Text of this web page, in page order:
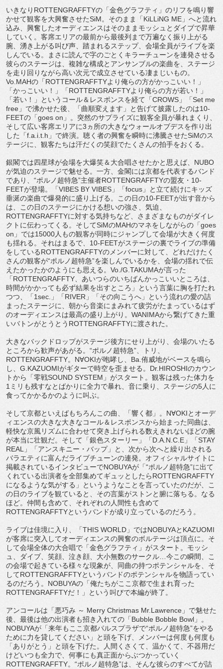
いきなりROTTENGRAFFTYの「金色グラフティ」のリフを鳴り響
かせて観客を大興奮させたSiM。そのまま「KiLLiNG ME」へと流れ
込み、興奮したオーディエンスはそのままモッシュとダイブで昇華
していく。客席エリアの最前から最後列まで万遍なく振り上がる
腕、湧き上がる叫び声、踏まれるステップ、会場全員がライブを楽
しんでいる。まさに読んで字のごとくキラーチューンを連発させる
彼らのステージは、複雑な構成とアンサンブルの楽曲を、ステージ
を走り回りながら高い次元で成立させている凄まじいもの。
Vo.MAHの「ROTTENGRAFFTYより俺らの方がかっこいい！」
「かっこいい！」「ROTTENGRAFFTYより俺らの方が若い！」
「若い！」というコール＆レスポンスを経て「CROWS」「Set me
free」で沸かせた後、「曲順変えます」と告げて披露したのは10-
FEETの「goes on」。突然のサプライズに観客全員が暴れまくり、
そして広い客席エリアに3ヵ所の大きなウォールオブデスを作り出
した「f.a.i.t.h」で終演。聴く者の興奮を瞬時に沸騰させたSiMのス
テージに、観客たちは汗だくの笑顔でたくさんの拍手をおくる。
銀閣では四星球が会場を大爆笑＆大合唱させたかと思えば、NUBO
が気迫のステージで魅せる。一方、金閣には京都を代表するバンド
であり、“ポルノ超特急”主催者ROTTENGRAFFTYの盟友・10-
FEETが登場。「VIBES BY VIBES」「focus」と立て続けにキッズ
垂涎の楽曲で爆発的に盛り上げる。この日の10-FEETが出す音から
は、この日のステージにかける想いの強さ、気迫、
ROTTENGRAFFTYに対する気持ちなど、さまざまなものがダイレ
クトに伝わってくる。そしてSiMのMAHのマネをしながらの「goes
on」では15000人もの観客が同時にジャンプして会場が大きく何度
も揺れる。それはまるで、10-FEETがステージの裏でライブの準備
をしているROTTENGRAFFTYのメンバーに対して、どれだけたく
さんの観客が“ポルノ超特急”を楽しんでいるかを、会場の揺れで伝
えたかったかのようにも思える。Vo./G.TAKUMAが言った
「ROTTENGRAFFTY、あいつらのいちばんかっこいいところは、
時間がかかっても必ず結果を出すところ」という言葉に胸を打たれ
つつ、「1sec.」「RIVER」「その向こうへ」という流れの愛の詰
まったステージに、朝から音楽にまみれて疲労がたまっているはず
のオーディエンスは最高の盛り上がり。WANIMAから繋げてきた重
いバトンがとうとうROTTENGRAFFTYに渡された。
大きなバックドロップがステージ後方にせり上がり、会場のいたる
ところから歓声があがる。“ポルノ超特急”、トリ、
ROTTENGRAFFTY。N∀OKIが咆哮し、Ba.侑威地がベースを鳴ら
し、G.KAZUOMIがギターで時空を歪ませる。Dr.HIROSHIのカウン
トから「零戦SOUND SYSTEM」がスタート。観客は残った体力を
1ミリも残すなとばかりに全力で暴れ、音に乗り、ステージの5人に
食ってかかるかのように叫ぶ。
そして京都といえばもちろんこの曲、「響く都」。N∀OKIとオーデ
ィエンスの大きな大きなコール＆レスポンスから始まった同曲は、
軽快な京風リズムに合わせて突き上げられる数えきれないほどの腕
が本当に壮観だ。そして「銀色スターリー」「D.A.N.C.E」「STAY
REAL」「アンスキニー・バップ」と、次から次へと繰り出される
バラエティに富んだライブチューンの連発。オフィシャルサイトに
掲載されているインタビューでNOBUYAが「“ポルノ超特急”に出て
くれている出演者を全部集めてギュッとしたらROTTENGRAFFTY
になるような気がする」というようなことを言っていたのだが、こ
の日のライブを観ていると、その言葉がストンと腑に落ちる。なる
ほど。仲間も含めて、それぞれの人間性も含めて
ROTTENGRAFFTYというバンドが成り立っているのだろう。
ライブは佳境に入り、「THIS WORLD」ではNOBUYAとKAZUOMI
が客席に突入してオーディエンスの興奮のボルテージは頂点に。そ
して会場全体の大合唱で「金色グラフティ」がスタート。モッシ
ュ、ダイブ、笑顔、泣き顔、大小無数のサークル…今この瞬間、こ
の会場で起きている様々な現象が、同曲の持つポテンシャルを、そ
してROTTENGRAFFTYというバンドのポテンシャルを物語ってい
るのだろう。NOBUYAの「俺たちがここ京都で生まれ育った
ROTTENGRAFFTYだ！」という叫びで本編が終了。
アンコールは「悪巧み ～ Merry Christmas Mr.Lawrence」で魅せた
後、最後は他の出演者も招き入れての「Bubble Bobble Bowl」。
NOBUYAが「来年もここ京都パルスプラザで“ポルノ超特急”をやる
ために力を貸してください」と頭を下げ、メンバーは何度も何度も
「ありがとう」と頭を下げた。人間くさくて、温かくて、不器用だ
けどいつも全力で、何事にも真正面からぶつかっていく
ROTTENGRAFFTY。“ポルノ超特急”は、そんな彼らのすべてが詰